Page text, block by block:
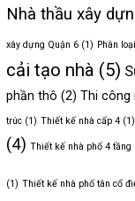
Nhà thầu xây
xây dựng Quận 6 (1) Phân
cải tạo nhà (5)
phần thô (2) Thi công
trúc (1) Thiết kế nhà cấp 4 (1)
(4) Thiết kế nhà phố 4 tầng
(1) Thiết kế nhà phố tân cổ